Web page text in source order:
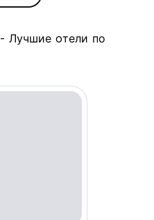
- Лучшие oтели по